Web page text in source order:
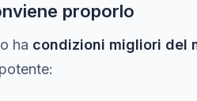
proporlo
ha condizioni migliori del